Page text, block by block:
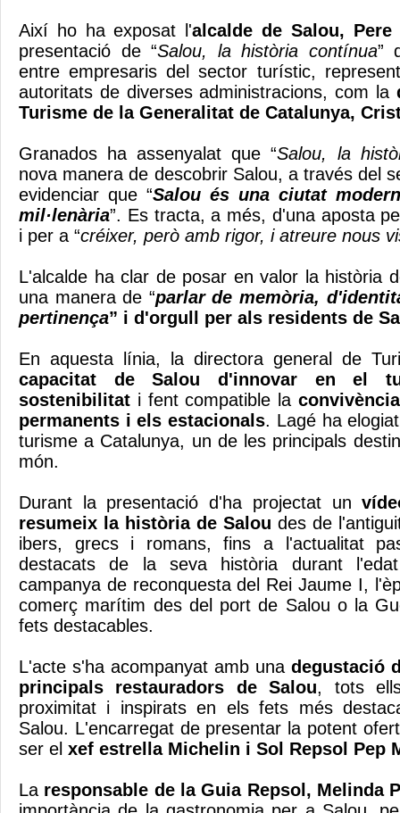
Així ho ha exposat l'alcalde de Salou, Pere
presentació de “Salou, la història contínua”
entre empresaris del sector turístic,
autoritats de diverses administracions, com la
Turisme de la Generalitat de Catalunya,
Granados ha assenyalat que “Salou, la
nova manera de descobrir Salou, a través del
evidenciar que “Salou és una ciutat
mil·lenària”. Es tracta, a més, d'una aposta
i per a “créixer, però amb rigor, i atreure nous
L'alcalde ha clar de posar en valor la història
una manera de “parlar de memòria,
pertinença” i d'orgull per als residents de
En aquesta línia, la directora general de
capacitat de Salou d'innovar en el
sostenibilitat i fent compatible la
permanents i els estacionals. Lagé ha
turisme a Catalunya, un de les principals
món.
Durant la presentació d'ha projectat un
resumeix la història de Salou des de
ibers, grecs i romans, fins a l'actualitat
destacats de la seva història durant
campanya de reconquesta del Rei Jaume I,
comerç marítim des del port de Salou o la
fets destacables.
L'acte s'ha acompanyat amb una degustació
principals restauradors de Salou, tots
proximitat i inspirats en els fets més
Salou. L'encarregat de presentar la potent
ser el xef estrella Michelin i Sol Repsol Pep
La responsable de la Guia Repsol, Melinda